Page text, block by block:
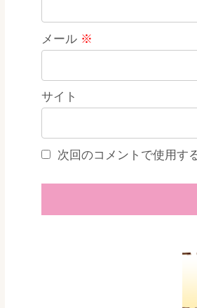
メール ※
サイト
次回のコメントで使用す